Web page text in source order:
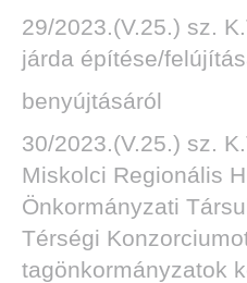
29/2023.(V.25.) sz.
járda építése/
benyújtásáról
30/2023.(V.25.) sz.
Miskolci Regionális
Önkormányzati
Térségi
tagönkormányzatok